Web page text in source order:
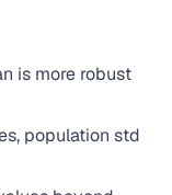
is more robust
population std